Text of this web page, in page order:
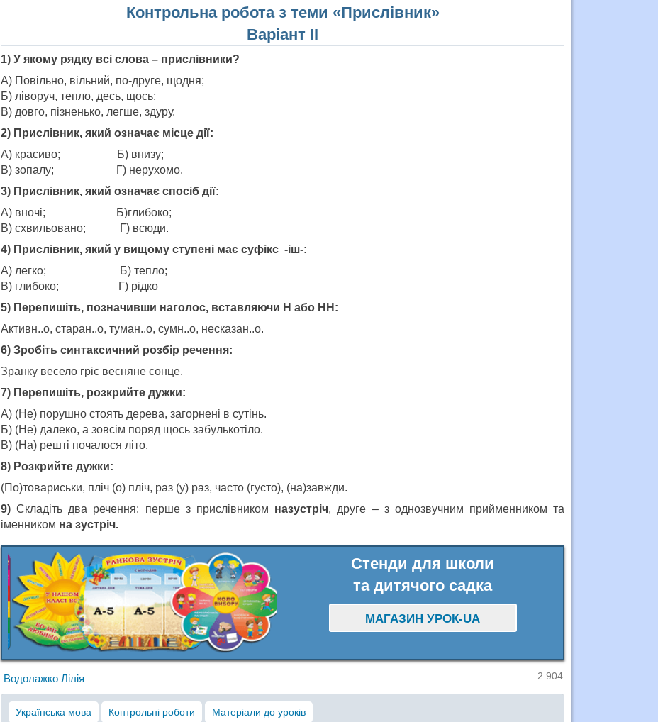
Контрольна робота з теми «Прислівник»
Варіант ІІ
1) У якому рядку всі слова – прислівники?
А) Повільно, вільний, по-друге, щодня;
Б) ліворуч, тепло, десь, щось;
В) довго, пізненько, легше, здуру.
2) Прислівник, який означає місце дії:
А) красиво; Б) внизу;
В) зопалу; Г) нерухомо.
3) Прислівник, який означає спосіб дії:
А) вночі; Б)глибоко;
В) схвильовано; Г) всюди.
4) Прислівник, який у вищому ступені має суфікс -іш-:
А) легко; Б) тепло;
В) глибоко; Г) рідко
5) Перепишіть, позначивши наголос, вставляючи Н або НН:
Активн..о, старан..о, туман..о, сумн..о, несказан..о.
6) Зробіть синтаксичний розбір речення:
Зранку весело гріє весняне сонце.
7) Перепишіть, розкрийте дужки:
А) (Не) порушно стоять дерева, загорнені в сутінь.
Б) (Не) далеко, а зовсім поряд щось забулькотіло.
В) (На) решті почалося літо.
8) Розкрийте дужки:
(По)товариськи, пліч (о) пліч, раз (у) раз, часто (густо), (на)завжди.
9)Складіть два речення: перше з прислівником назустріч, друге – з однозвучним прийменником та
іменником на зустріч.
Стенди для школи
та дитячого садка
МАГАЗИН УРОК-UA
Водолажко Лілія 2 904
Українська мова Контрольні роботи Матеріали до уроків